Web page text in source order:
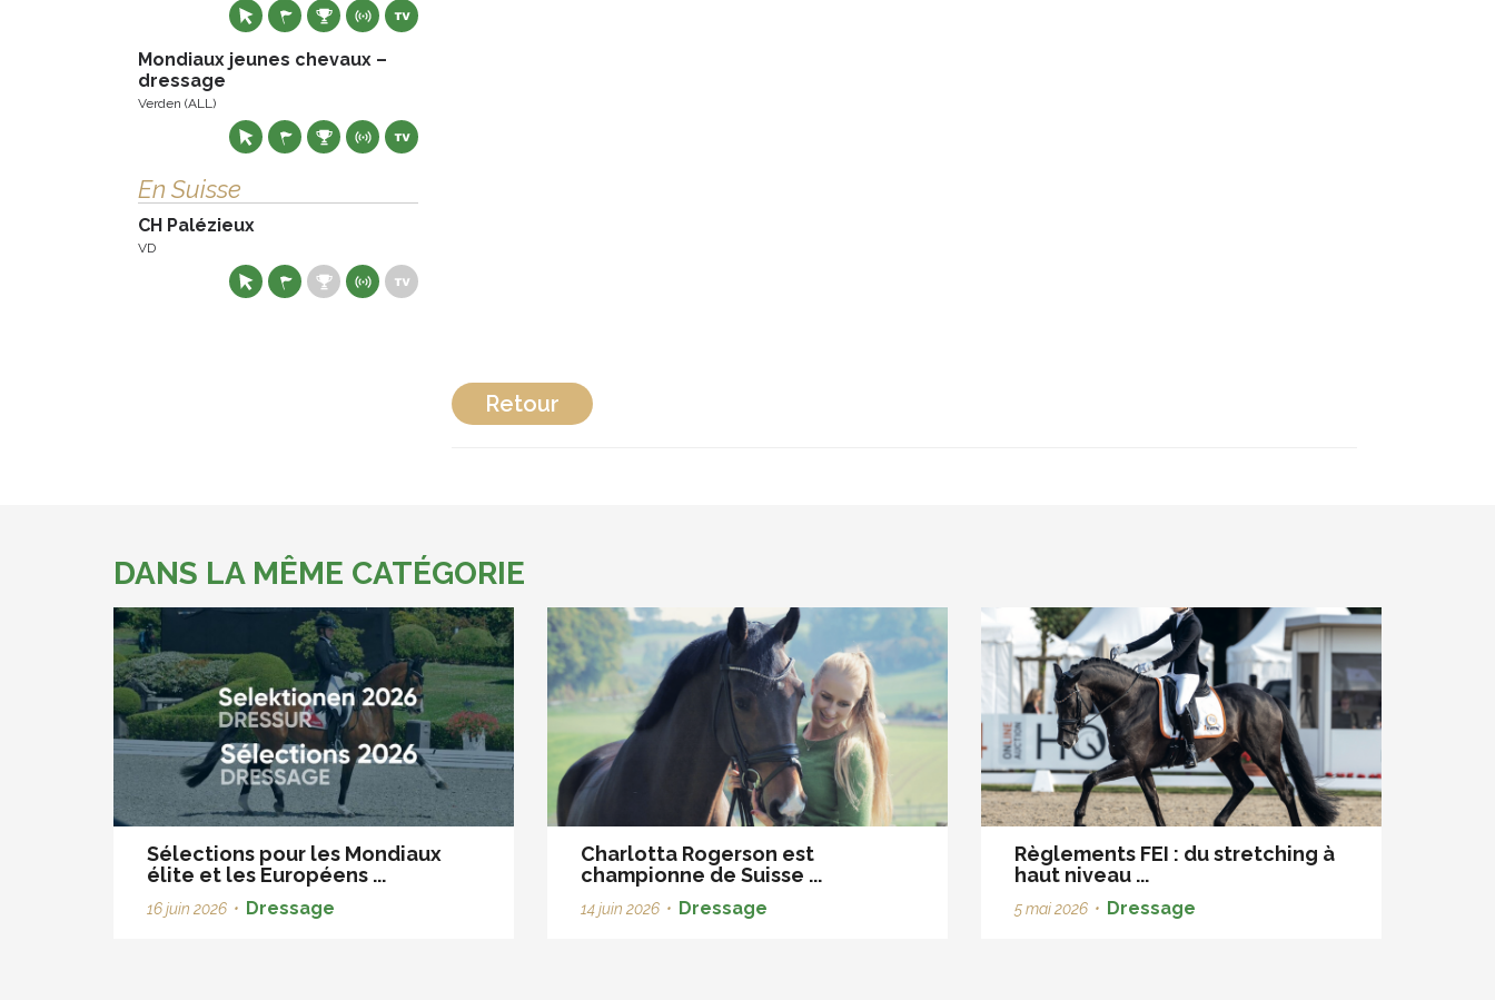
Retour
Mondiaux jeunes chevaux –
dressage
Verden (ALL)
En Suisse
CH Palézieux
VD
DANS LA MÊME CATÉGORIE
Sélections pour les Mondiaux
élite et les Européens ...
16 juin 2026 • Dressage
Charlotta Rogerson est
championne de Suisse ...
14 juin 2026 • Dressage
Règlements FEI : du stretching à
haut niveau ...
5 mai 2026 • Dressage